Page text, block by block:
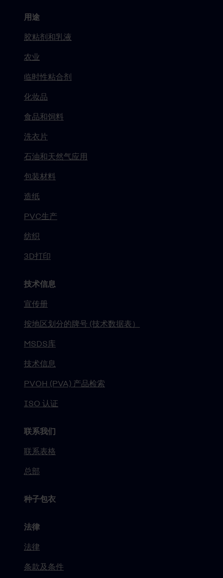
用途
胶粘剂和乳液
农业
临时性粘合剂
化妆品
食品和饲料
洗衣片
石油和天然气应用
包装材料
造纸
PVC生产
纺织
3D打印
技术信息
宣传册
按地区划分的牌号 (技术数据表）
MSDS库
技术信息
PVOH (PVA) 产品检索
ISO 认证
联系我们
联系表格
总部
种子包衣
法律
法律
条款及条件